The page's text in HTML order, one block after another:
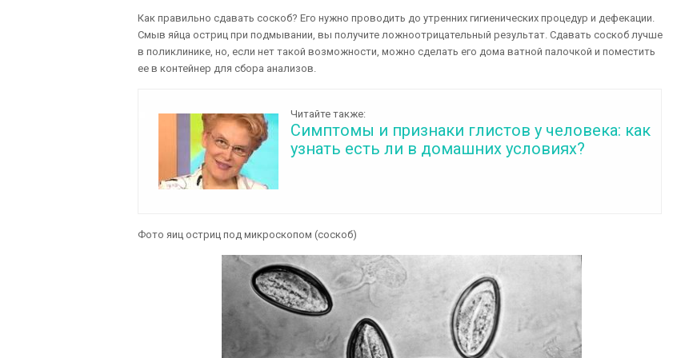
Как правильно сдавать соскоб? Его нужно проводить до утренних гигиенических процедур и дефекации.
Смыв яйца остриц при подмывании, вы получите ложноотрицательный результат. Сдавать соскоб лучше
в поликлинике, но, если нет такой возможности, можно сделать его дома ватной палочкой и поместить
ее в контейнер для сбора анализов.
Читайте также:
Симптомы и признаки глистов у человека: как
узнать есть ли в домашних условиях?
Фото яиц остриц под микроскопом (соскоб)